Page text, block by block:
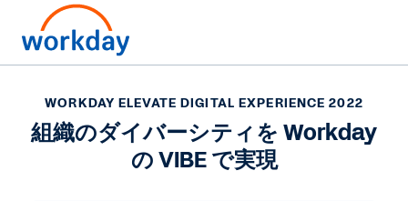
WORKDAY ELEVATE DIGITAL EXPERIENCE 2022
組織のダイバーシティを Workday
の VIBE で実現